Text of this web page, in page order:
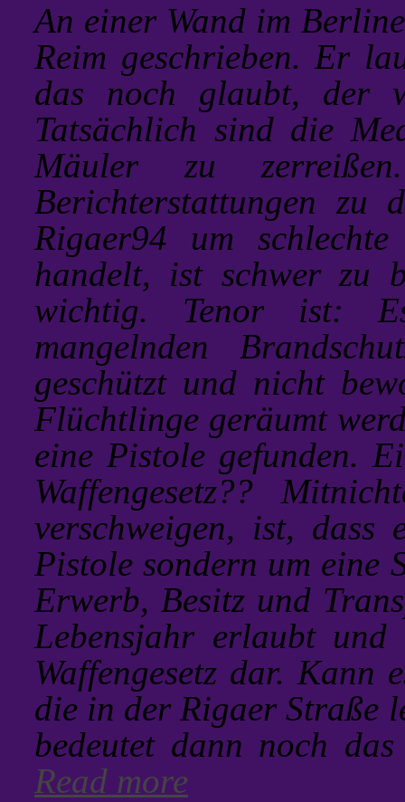
An einer Wand im
Reim geschrieben. Er
das noch glaubt, der
Tatsächlich sind die
Mäuler zu
Berichterstattungen zu
Rigaer94 um
handelt, ist schwer zu
wichtig. Tenor ist:
mangelnden
geschützt und nicht
Flüchtlinge geräumt
eine Pistole gefunden.
Waffengesetz??
verschweigen, ist,
Pistole sondern um eine
Erwerb, Besitz und
Lebensjahr erlaubt und
Waffengesetz dar. Kann
die in der Rigaer Straße
bedeutet dann noch
Read more